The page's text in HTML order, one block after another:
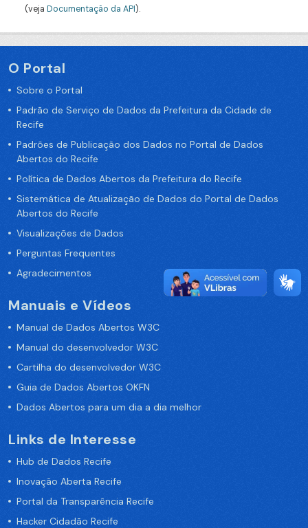
(veja Documentação da API).
O Portal
Sobre o Portal
Padrão de Serviço de Dados da Prefeitura da Cidade de
Recife
Padrões de Publicação dos Dados no Portal de Dados
Abertos do Recife
Política de Dados Abertos da Prefeitura do Recife
Sistemática de Atualização de Dados do Portal de Dados
Abertos do Recife
Visualizações de Dados
Perguntas Frequentes
Agradecimentos
Manuais e Vídeos
Manual de Dados Abertos W3C
Manual do desenvolvedor W3C
Cartilha do desenvolvedor W3C
Guia de Dados Abertos OKFN
Dados Abertos para um dia a dia melhor
Links de Interesse
Hub de Dados Recife
Inovação Aberta Recife
Portal da Transparência Recife
Hacker Cidadão Recife